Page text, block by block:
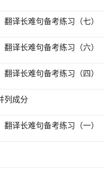
译长难句备考练习（七）
译长难句备考练习（六）
译长难句备考练习（四）
列成分
译长难句备考练习（一）